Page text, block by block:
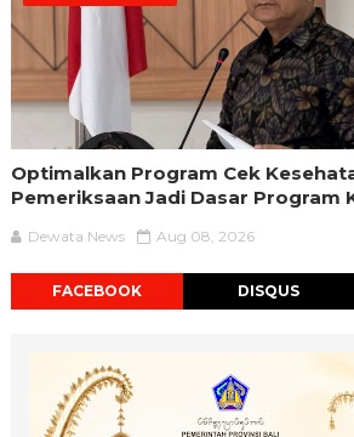
Optimalkan Program Cek
Pemeriksaan Jadi Dasar Program
Dewata News Aug 08, 2026
FACEBOOK DISQUS